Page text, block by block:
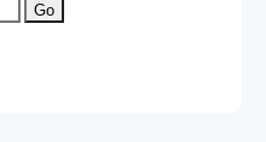
Go